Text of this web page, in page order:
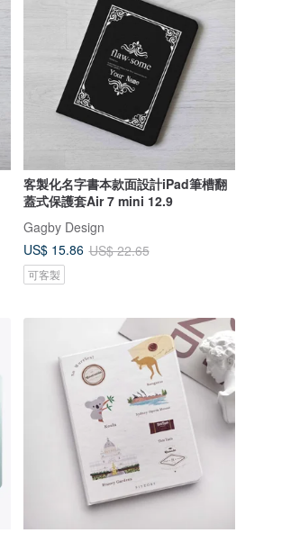
客製化名字書本款面設計iPad筆槽翻
蓋式保護套Air 7 mini 12.9
Gagby Design
US$ 15.86 US$ 22.65
可客製